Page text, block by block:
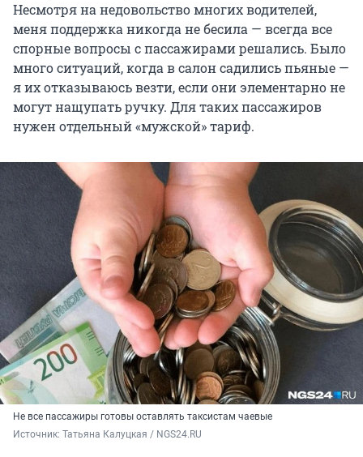
Несмотря на недовольство многих водителей,
меня поддержка никогда не бесила — всегда все
спорные вопросы с пассажирами решались. Было
много ситуаций, когда в салон садились пьяные —
я их отказываюсь везти, если они элементарно не
могут нащупать ручку. Для таких пассажиров
нужен отдельный «мужской» тариф.
Не все пассажиры готовы оставлять таксистам чаевые
Источник: Татьяна Калуцкая / NGS24.RU